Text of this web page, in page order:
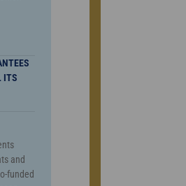
ITS
and
funded